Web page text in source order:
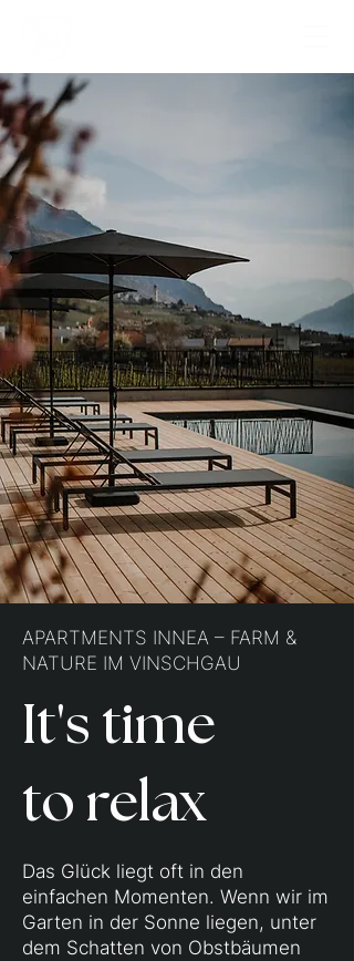
APARTMENTS INNEA – FARM &
NATURE IM VINSCHGAU
It's time
to relax
Das Glück liegt oft in den
einfachen Momenten. Wenn wir im
Garten in der Sonne liegen, unter
dem Schatten von Obstbäumen